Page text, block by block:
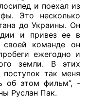
и поехал из
Это несколько
до Украины. Он
и привез ее в
команде он
ежегодно и
земли. В этих
так меня
об этом фильм”, -
Руслан Пак.